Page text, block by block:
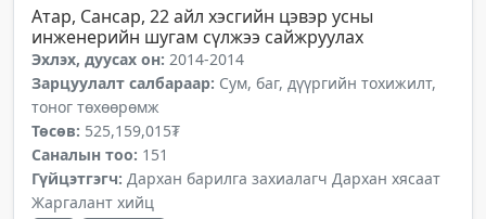
Атар, Сансар, 22 айл хэсгийн цэвэр усны
инженерийн шугам сүлжээ сайжруулах
Эхлэх, дуусах он: 2014-2014
Зарцуулалт салбараар: Сум, баг, дүүргийн тохижилт,
тоног төхөөрөмж
Төсөв: 525,159,015₮
Саналын тоо: 151
Гүйцэтгэгч: Дархан барилга захиалагч Дархан хясаат
Жаргалант хийц